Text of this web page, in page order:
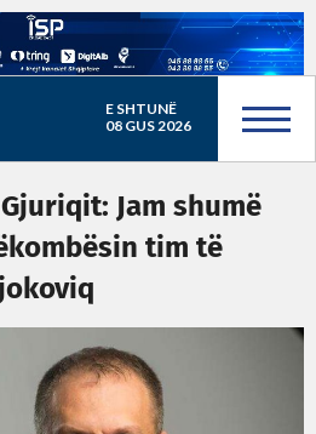
E SHTUNË
08 GUS 2026
Jam shumë
tim të